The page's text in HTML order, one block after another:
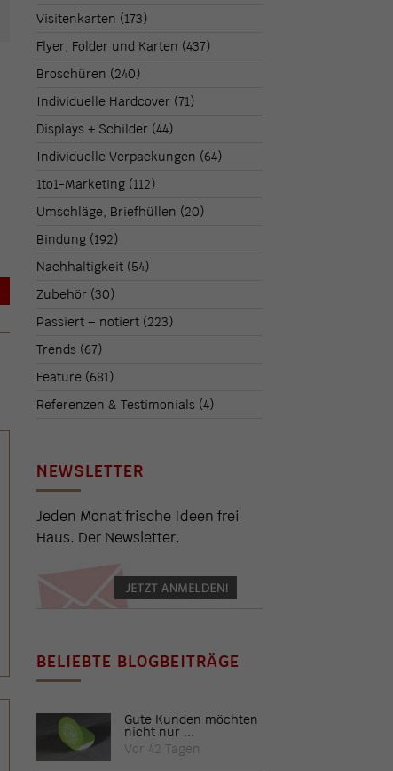
Visitenkarten (173)
Flyer, Folder und Karten (437)
Broschüren (240)
Individuelle Hardcover (71)
Displays + Schilder (44)
Individuelle Verpackungen (64)
1to1-Marketing (112)
Umschläge, Briefhüllen (20)
Bindung (192)
Nachhaltigkeit (54)
Zubehör (30)
Passiert – notiert (223)
Trends (67)
Feature (681)
Referenzen & Testimonials (4)
NEWSLETTER
Jeden Monat frische Ideen frei
Haus. Der Newsletter.
BELIEBTE BLOGBEITRÄGE
Gute Kunden möchten
nicht nur ...
Vor 42 Tagen